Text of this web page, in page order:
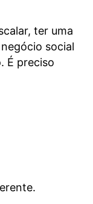
ter uma
social
É preciso